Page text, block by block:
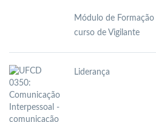
Módulo de Formação
curso de Vigilante
Liderança